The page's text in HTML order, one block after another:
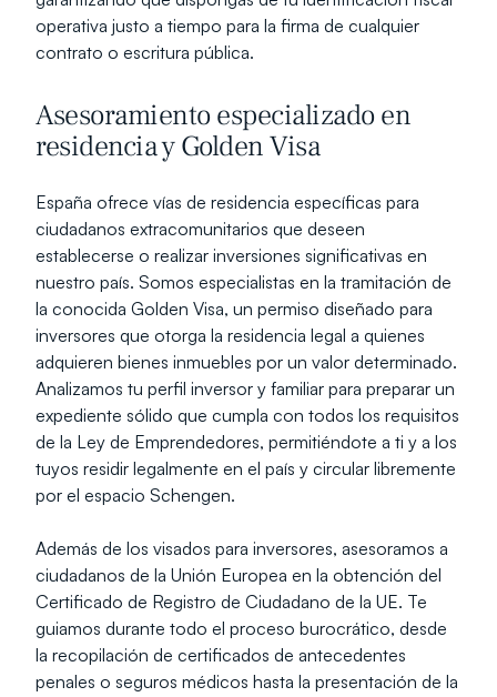
operativa justo a tiempo para la firma de cualquier
contrato o escritura pública.
Asesoramiento especializado en
residencia y Golden Visa
España ofrece vías de residencia específicas para
ciudadanos extracomunitarios que deseen
establecerse o realizar inversiones significativas en
nuestro país. Somos especialistas en la tramitación de
la conocida Golden Visa, un permiso diseñado para
inversores que otorga la residencia legal a quienes
adquieren bienes inmuebles por un valor determinado.
Analizamos tu perfil inversor y familiar para preparar un
expediente sólido que cumpla con todos los requisitos
de la Ley de Emprendedores, permitiéndote a ti y a los
tuyos residir legalmente en el país y circular libremente
por el espacio Schengen.
Además de los visados para inversores, asesoramos a
ciudadanos de la Unión Europea en la obtención del
Certificado de Registro de Ciudadano de la UE. Te
guiamos durante todo el proceso burocrático, desde
la recopilación de certificados de antecedentes
penales o seguros médicos hasta la presentación de la